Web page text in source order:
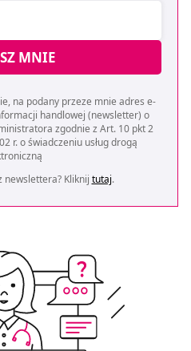
MNIE
na podany przeze mnie adres e-
handlowej (newsletter) o
zgodnie z Art. 10 pkt 2
r. o świadczeniu usług drogą
newslettera? Kliknij tutaj.